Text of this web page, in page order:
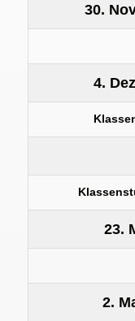
30.
4.
23.
2.